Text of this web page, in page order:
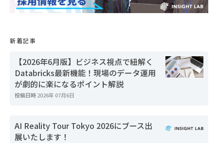
新着記事
【2026年6月版】ビジネス視点で紐解く
Databricks最新機能！現場のデータ運用
が劇的に楽になるポイント解説
投稿日時2026年 07月6日
AI Reality Tour Tokyo 2026にブース出
展いたします！